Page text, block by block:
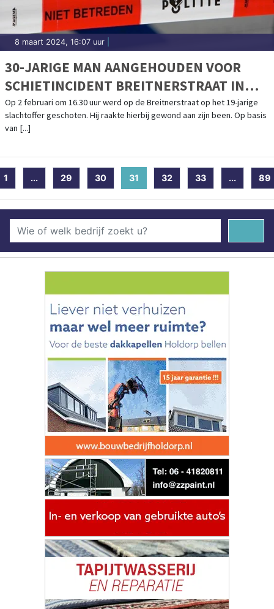
8 maart 2024, 16:07 uur
30-JARIGE MAN AANGEHOUDEN VOOR
SCHIETINCIDENT BREITNERSTRAAT IN
DORDRECHT
Op 2 februari om 16.30 uur werd op de Breitnerstraat op het 19-jarige
slachtoffer geschoten. Hij raakte hierbij gewond aan zijn been. Op basis
van [...]
1 ... 29 30 31 (current)
32 33 ... 89